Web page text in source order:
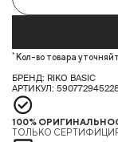
* Кол-во товара
БРЕНД: RIKO BASIC
АРТИКУЛ:
100%
ТОЛЬКО